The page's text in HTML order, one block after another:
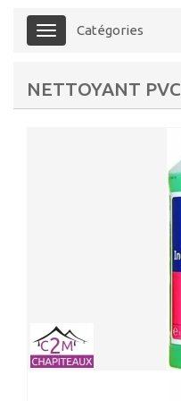
Menu Catégories
NETTOYANT PVC